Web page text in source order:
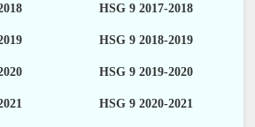
HSG 9 2017-2018
HSG 9 2018-2019
HSG 9 2019-2020
HSG 9 2020-2021